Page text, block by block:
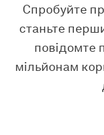
Спробуйте
станьте
повідомте
мільйонам